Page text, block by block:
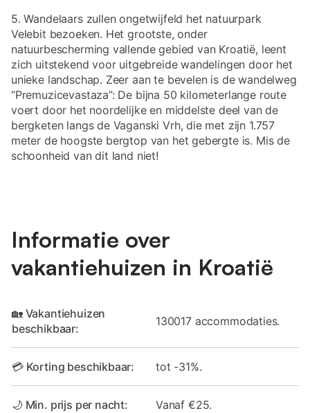
5. Wandelaars zullen ongetwijfeld het natuurpark
Velebit bezoeken. Het grootste, onder
natuurbescherming vallende gebied van Kroatië, leent
zich uitstekend voor uitgebreide wandelingen door het
unieke landschap. Zeer aan te bevelen is de wandelweg
“Premuzicevastaza”: De bijna 50 kilometerlange route
voert door het noordelijke en middelste deel van de
bergketen langs de Vaganski Vrh, die met zijn 1.757
meter de hoogste bergtop van het gebergte is. Mis de
schoonheid van dit land niet!
Informatie over
vakantiehuizen in Kroatië
🏡 Vakantiehuizen
beschikbaar:
130017 accommodaties.
💳 Korting beschikbaar: tot -31%.
🌙 Min. prijs per nacht: Vanaf €25.